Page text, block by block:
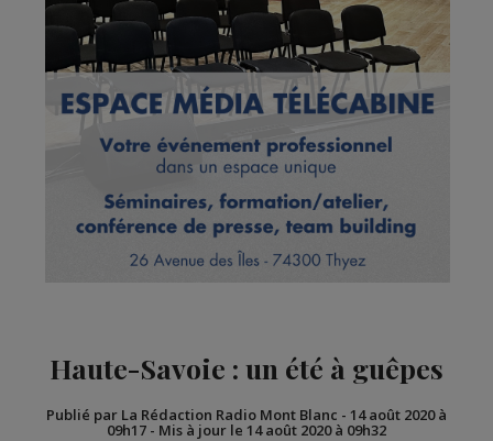
Haute-Savoie : un été à guêpes
Publié par La Rédaction Radio Mont Blanc - 14 août 2020 à
09h17 - Mis à jour le 14 août 2020 à 09h32